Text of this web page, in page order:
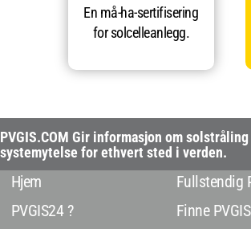
En må-ha-sertifisering
for solcelleanlegg.
PVGIS.COM Gir informasjon om
systemytelse for ethvert sted i verden.
Hjem
PVGIS24 ?
Fullstendig
Finne PVGIS